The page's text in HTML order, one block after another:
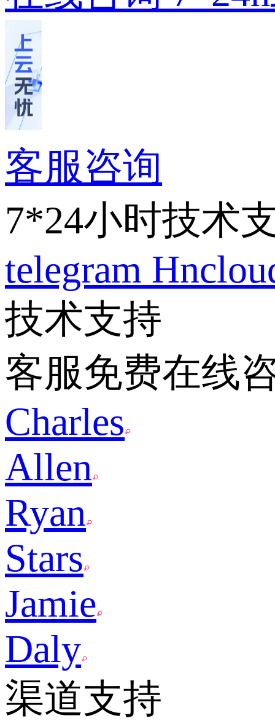
客服咨询
7*24小时技术
telegram
技术支持
客服免费在线
Charles
Allen
Ryan
Stars
Jamie
Daly
渠道支持